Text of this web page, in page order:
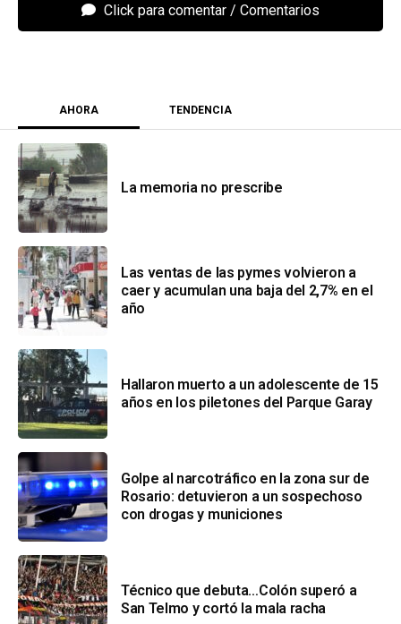
Click para comentar
AHORA TENDENCIA
La memoria no prescribe
Las ventas de las pymes volvieron a
caer y acumulan una baja del 2,7% en el
año
Hallaron muerto a un adolescente de 15
años en los piletones del Parque Garay
Golpe al narcotráfico en la zona sur de
Rosario: detuvieron a un sospechoso
con drogas y municiones
Técnico que debuta…Colón superó a
San Telmo y cortó la mala racha